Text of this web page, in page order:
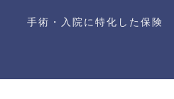
手術・入院に特化した保険